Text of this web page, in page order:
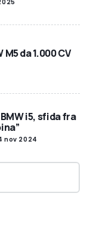
da 1.000 CV
i5, sfida fra
nov 2024